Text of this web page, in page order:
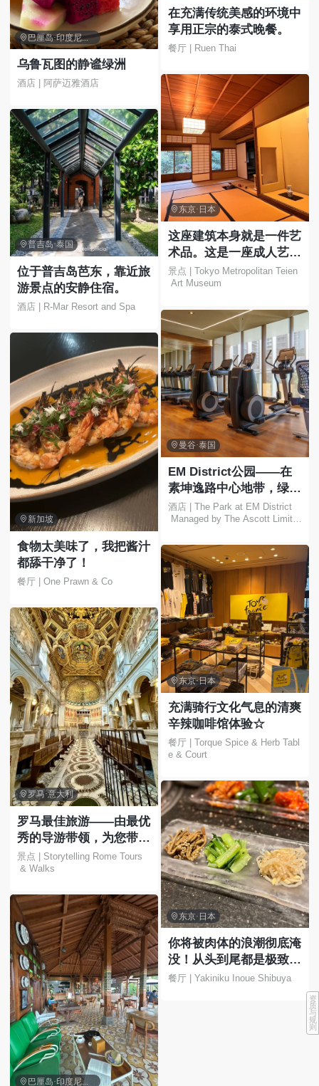
 巴厘岛·印度尼西亚
乌鲁瓦图的静谧绿洲
酒店 | 阿萨迈雅酒店
在充满传统美感的环境中
享用正宗的泰式晚餐。
餐厅 | Ruen Thai
普吉岛·泰国
位于普吉岛芭东，靠近旅
游景点的安静住宿。
酒店 | R-Mar Resort and Spa
 东京·日本
这座建筑本身就是一件艺
术品。这是一座成人艺术
博物馆，您可以在这里欣
赏花园和美丽的建筑。
景点 | Tokyo Metropolitan Teien
Art Museum
 新加坡
食物太美味了，我把酱汁
都舔干净了！
餐厅 | One Prawn & Co
 曼谷·泰国
EM District公园——在
素坤逸路中心地带，绿树
环绕，尽享都市繁华，放
松身心🍃✨
酒店 | The Park at EM District
Managed by The Ascott Limite
 罗马·意大利
罗马最佳旅游——由最优
秀的导游带领，为您带来
难忘的体验！
景点 | Storytelling Rome Tours
& Walks
 东京·日本
充满骑行文化气息的清爽
辛辣咖啡馆体验☆
餐厅 | Torque Spice & Herb Tabl
e & Court
 巴厘岛·印度尼西亚
 东京·日本
你将被肉体的浪潮彻底淹
没！从头到尾都是极致的
快感！
餐厅 | Yakiniku Inoue Shibuya
资
质
与
规
则